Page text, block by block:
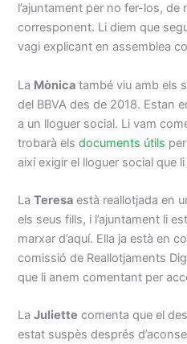
l’ajuntament per no fer-los, de
corresponent. Li diem que
vagi explicant en assemblea
La Mònica també viu amb els
del BBVA des de 2018. Estan
a un lloguer social. Li vam
trobarà elsdocuments útils
així exigir el lloguer social que
LaTeresa està reallotjada en
els seus fills, i l’ajuntament li
marxar d’aquí. Ella ja està en
comissió de Reallotjaments
que li anem comentant per
LaJuliette comenta que el
estat suspès després